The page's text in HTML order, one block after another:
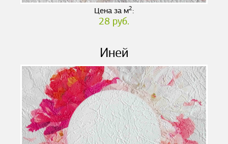
Цена за м2:
28 руб.
Иней